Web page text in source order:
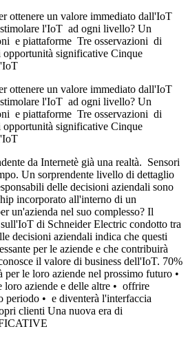
ottenere un valore immediato dall'IoT
l'IoT ad ogni livello? Un
e piattaforme Tre osservazioni di
opportunità significative Cinque
ottenere un valore immediato dall'IoT
l'IoT ad ogni livello? Un
e piattaforme Tre osservazioni di
opportunità significative Cinque
da Internetè già una realtà. Sensori
Un sorprendente livello di dettaglio
delle decisioni aziendali sono
incorporato all'interno di un
un'azienda nel suo complesso? Il
di Schneider Electric condotto tra
decisioni aziendali indica che questi
per le aziende e che contribuirà
il valore di business dell'IoT. 70%
per le loro aziende nel prossimo futuro •
aziende e delle altre • offrire
periodo • e diventerà l'interfaccia
clienti Una nuova era di